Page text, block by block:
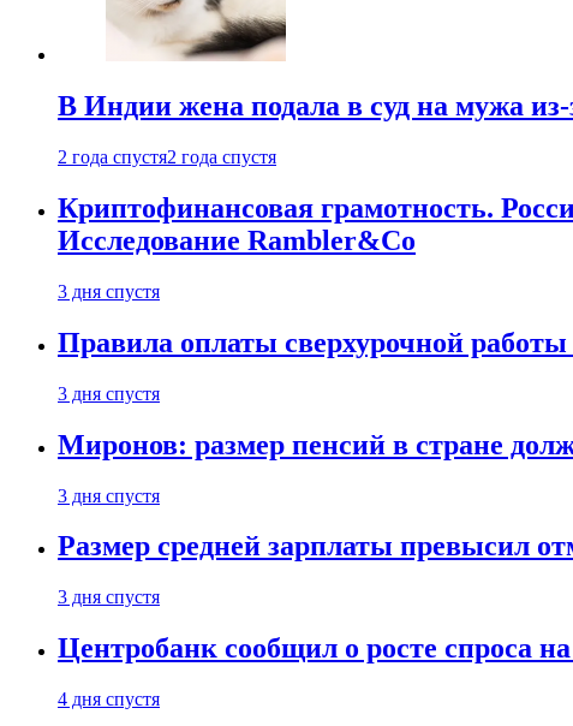
В Индии жена подала в суд на мужа
2 года спустя2 года спустя
Криптофинансовая грамотность.
Исследование Rambler&Co
3 дня спустя
Правила оплаты сверхурочной работы
3 дня спустя
Миронов: размер пенсий в стране
3 дня спустя
Размер средней зарплаты превысил
3 дня спустя
Центробанк сообщил о росте спроса
4 дня спустя